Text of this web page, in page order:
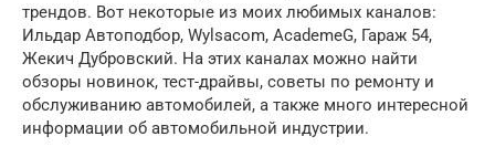
трендов. Вот некоторые из моих любимых каналов:
Ильдар Автоподбор, Wylsacom, AcademeG, Гараж 54,
Жекич Дубровский. На этих каналах можно найти
обзоры новинок, тест-драйвы, советы по ремонту и
обслуживанию автомобилей, а также много интересной
информации об автомобильной индустрии.